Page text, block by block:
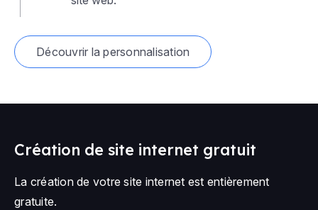
Découvrir la personnalisation
Création de site internet gratuit
La création de votre site internet est entièrement
gratuite.